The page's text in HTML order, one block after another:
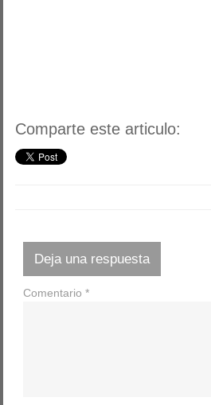
Comparte este articulo:
Deja una respuesta
Comentario*